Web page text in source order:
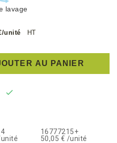
lavage
unité HT
AU PANIER

16777215+
50,05 € /unité